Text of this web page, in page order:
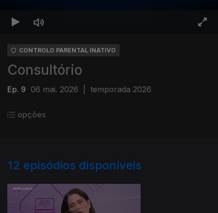
CONTROLO PARENTAL INATIVO
Consultório
Ep. 9 06 mai. 2026 temporada 2026
opções
12 episódios disponíveis